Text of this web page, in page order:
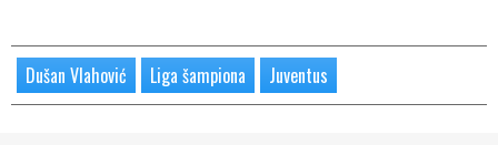
Dušan Vlahović Liga šampiona Juventus